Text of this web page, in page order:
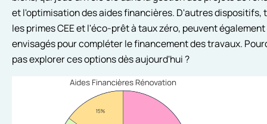
et l'optimisation des aides financières. D'autres dispositifs,
les primes CEE et l'éco-prêt à taux zéro, peuvent
envisagés pour compléter le financement des travaux.
pas explorer ces options dès aujourd'hui ?